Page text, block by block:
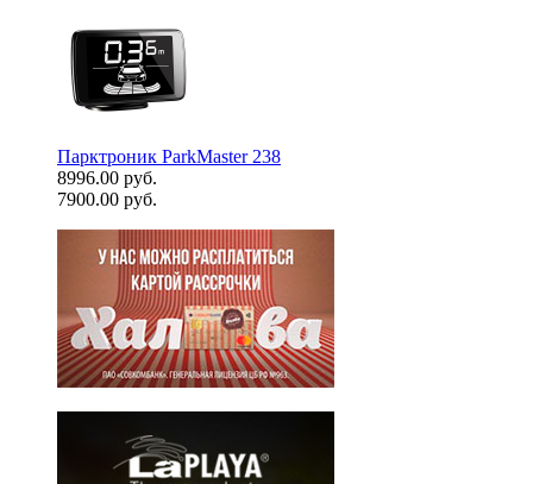
Парктроник ParkMaster 238
8996.00 руб.
7900.00 руб.